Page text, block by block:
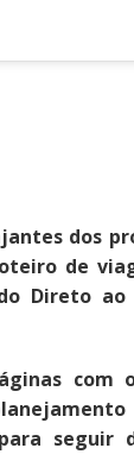
dos
de
Direto ao
com
seguir